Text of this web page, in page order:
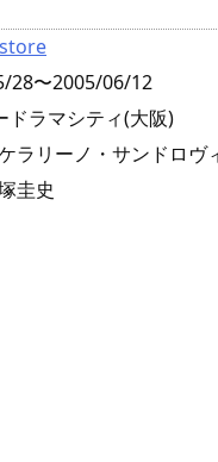
28〜2005/06/12
ドラマシティ(大阪)
ラリーノ・サンドロ
圭史